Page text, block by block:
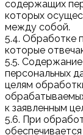
содержащих
которых
между собой.
5.4. Обработке
которые
5.5.
персональных
целям
к заявленным
5.6. При